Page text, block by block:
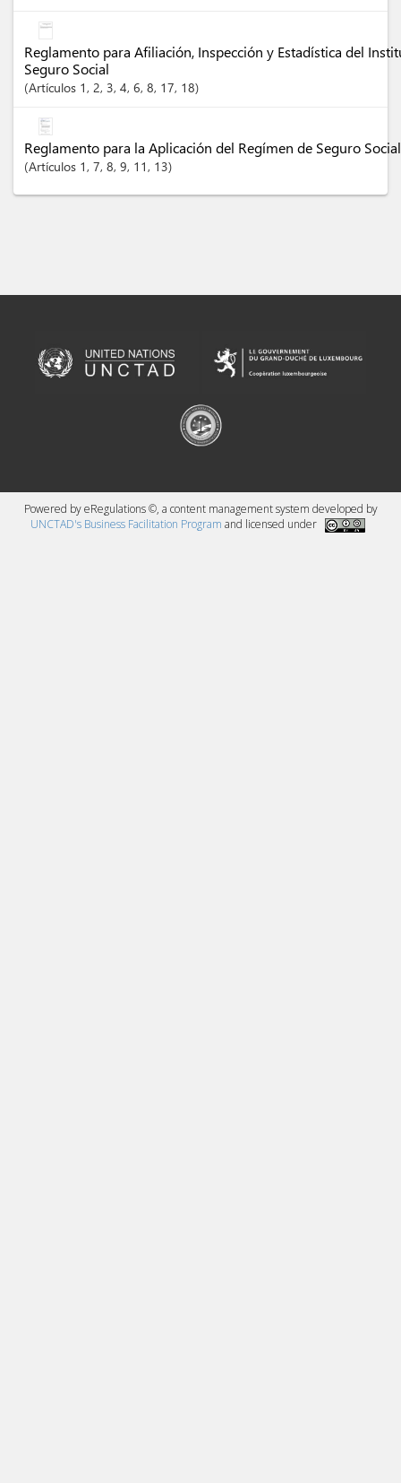
Reglamento para Afiliación, Inspección y Estadística del
Seguro Social
Artículos 1, 2, 3, 4, 6, 8, 17, 18
Reglamento para la Aplicación del Regímen de Seguro Social
Artículos 1, 7, 8, 9, 11, 13
Powered by eRegulations ©, a content management system developed by
UNCTAD's Business Facilitation Program and licensed under